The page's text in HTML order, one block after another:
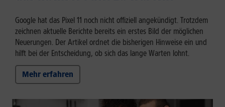
Google hat das Pixel 11 noch nicht offiziell angekündigt. Trotzdem
zeichnen aktuelle Berichte bereits ein erstes Bild der möglichen
Neuerungen. Der Artikel ordnet die bisherigen Hinweise ein und
hilft bei der Entscheidung, ob sich das lange Warten lohnt.
Mehr erfahren